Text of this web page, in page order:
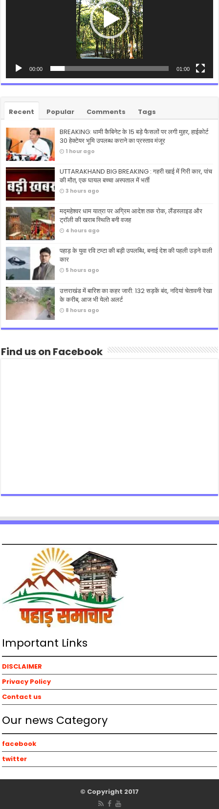
00:00 01:00
Recent Popular Comments Tags
BREAKING: धामी कैबिनेट के 15 बड़े फैसलों पर लगी मुहर, हाईकोर्ट
30 हेक्टेयर भूमि उपलब्ध कराने का प्रस्ताव मंजूर
1 hour ago
UTTARAKHAND BIG BREAKING : गहरी खाई में गिरी कार, पांच
की मौत, एक घायल बच्चा अस्पताल में भर्ती
3 hours ago
मद्महेश्वर धाम यात्रा पर अग्रिम आदेश तक रोक, लैंडस्लाइड और
ट्रॉली की खराब स्थिति बनी वजह
4 hours ago
पहाड़ के युवा रवि टम्टा की बड़ी उपलब्धि, बनाई देश की पहली उड़ने वाली
कार
5 hours ago
उत्तराखंड में बारिश का कहर जारी: 132 सड़कें बंद, नदियां चेतावनी रेखा
के करीब, आज भी येलो अलर्ट
8 hours ago
Find us on Facebook
Important Links
DISCLAIMER
Privacy Policy
Contact us
Our news Category
facebook
twitter
© Copyright 2017